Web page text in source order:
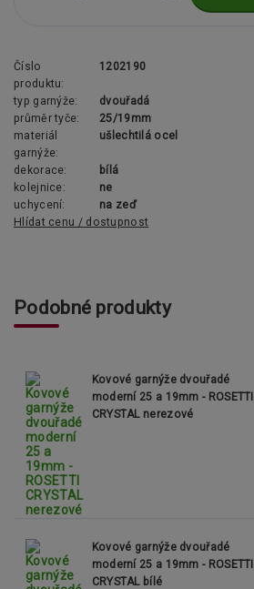
Číslo
produktu:
1202190
typ garnýže:
dvouřadá
průměr tyče:
25/19mm
materiál
garnýže:
ušlechtilá ocel
dekorace:
bílá
kolejnice:
ne
uchycení:
na zeď
Hlídat cenu / dostupnost
Podobné produkty
Kovové garnýže dvouřadé
moderní 25 a 19mm - ROSETTI
CRYSTAL nerezové
Kovové garnýže dvouřadé
moderní 25 a 19mm - ROSETTI
CRYSTAL bílé